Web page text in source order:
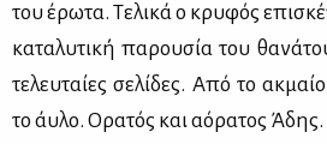
του έρω­τα. Τε­λι­κά ο κρυ­φός
κα­τα­λυ­τι­κή πα­ρου­σία του
τε­λευ­ταί­ες σε­λί­δες. Από το
το άυ­λο. Ορα­τός και αό­ρα­τος Άδης.